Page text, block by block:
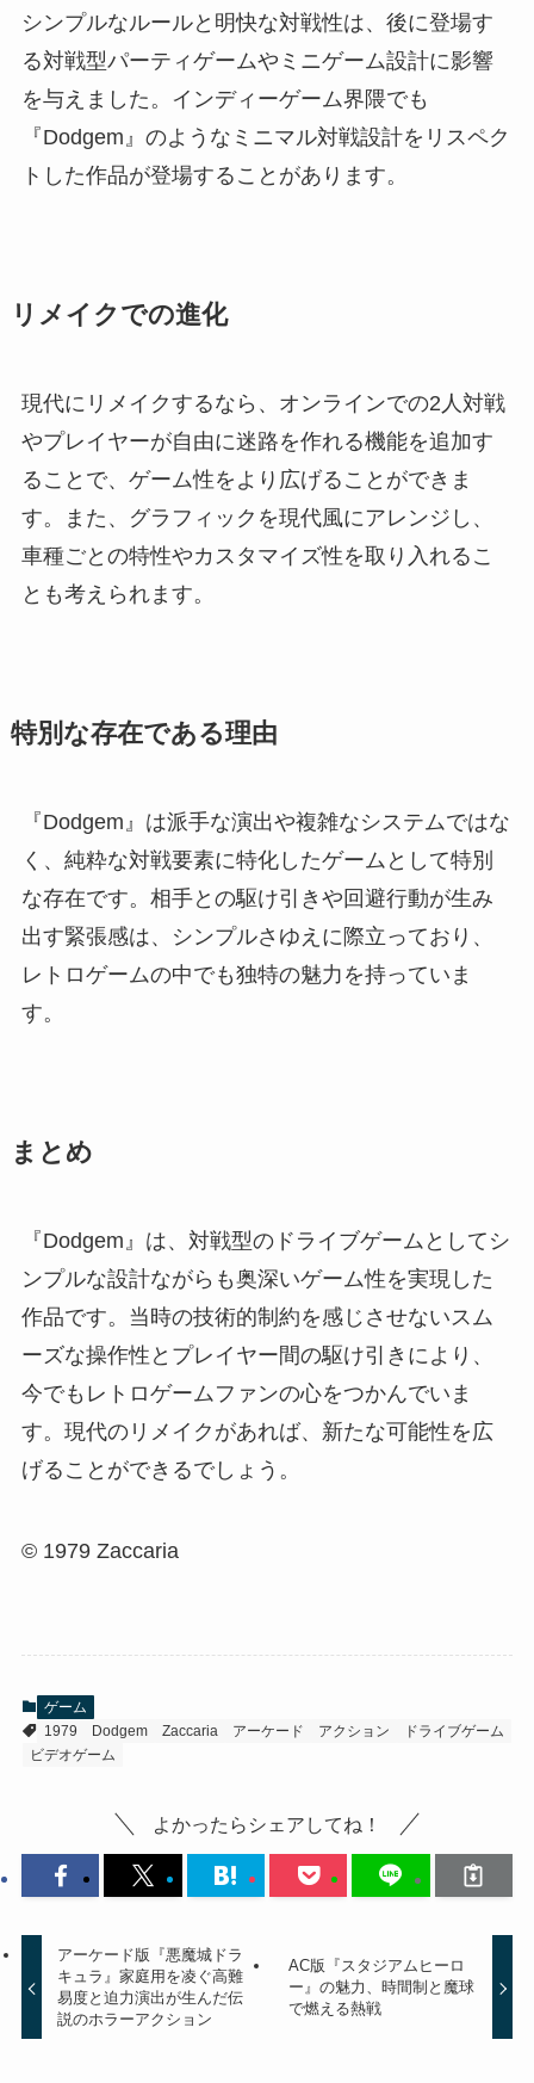
シンプルなルールと明快な対戦性は、後に登場す
る対戦型パーティゲームやミニゲーム設計に影響
を与えました。インディーゲーム界隈でも
『Dodgem』のようなミニマル対戦設計をリスペク
トした作品が登場することがあります。
リメイクでの進化
現代にリメイクするなら、オンラインでの2人対戦
やプレイヤーが自由に迷路を作れる機能を追加す
ることで、ゲーム性をより広げることができま
す。また、グラフィックを現代風にアレンジし、
車種ごとの特性やカスタマイズ性を取り入れるこ
とも考えられます。
特別な存在である理由
『Dodgem』は派手な演出や複雑なシステムではな
く、純粋な対戦要素に特化したゲームとして特別
な存在です。相手との駆け引きや回避行動が生み
出す緊張感は、シンプルさゆえに際立っており、
レトロゲームの中でも独特の魅力を持っていま
す。
まとめ
『Dodgem』は、対戦型のドライブゲームとしてシ
ンプルな設計ながらも奥深いゲーム性を実現した
作品です。当時の技術的制約を感じさせないスム
ーズな操作性とプレイヤー間の駆け引きにより、
今でもレトロゲームファンの心をつかんでいま
す。現代のリメイクがあれば、新たな可能性を広
げることができるでしょう。
© 1979 Zaccaria
ゲーム
1979
Dodgem Zaccaria アーケード アクション
ドライブゲーム
ビデオゲーム
よかったらシェアしてね！
アーケード版『悪魔城ドラ
キュラ』家庭用を凌ぐ高難
易度と迫力演出が生んだ伝
説のホラーアクション
AC版『スタジアムヒーロ
ー』の魅力、時間制と魔球
で燃える熱戦